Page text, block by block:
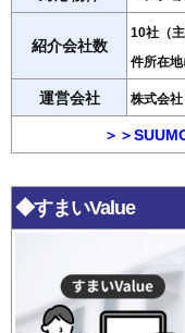
紹介会社数
10社（
件所在
運営会社 株式会社
＞＞
◆すまいValue